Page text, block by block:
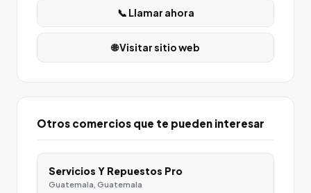
📞 Llamar ahora
🌐 Visitar sitio web
Otros comercios que te pueden interesar
Servicios Y Repuestos Pro
Guatemala, Guatemala